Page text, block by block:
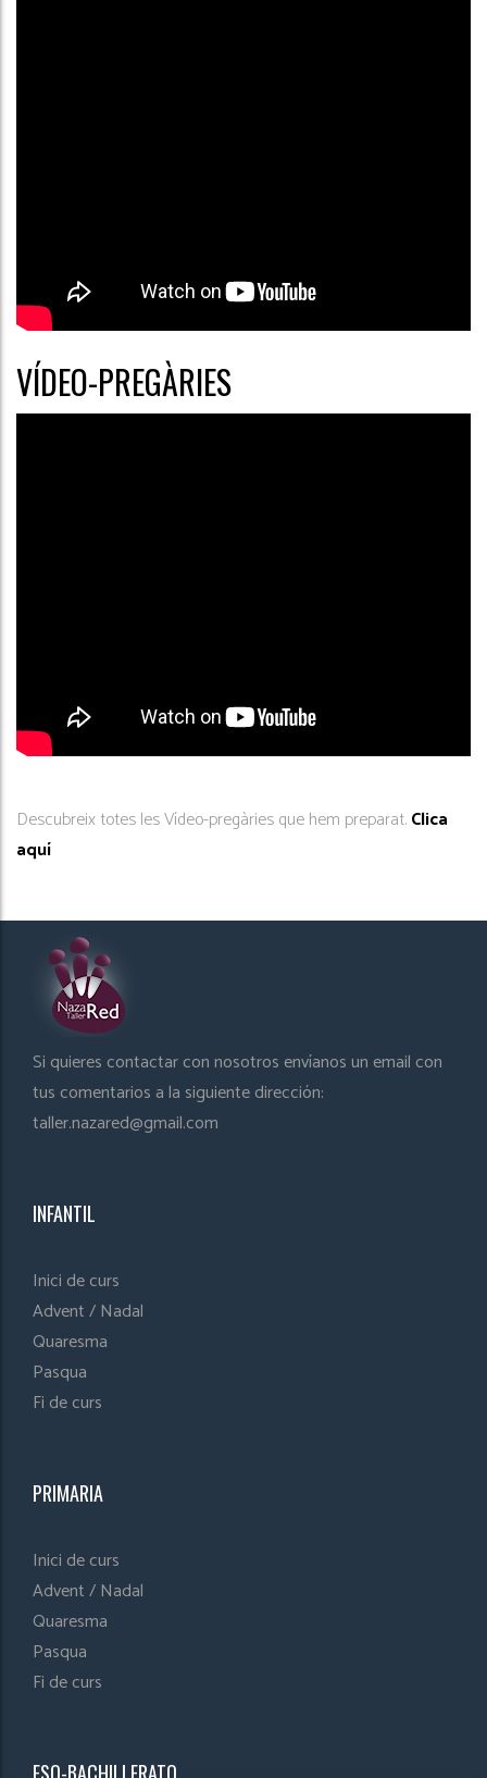
VÍDEO-PREGÀRIES
Descubreix totes les Vídeo-pregàries que hem preparat.Clica
aquí
Si quieres contactar con nosotros envíanos un email con
tus comentarios a la siguiente dirección:
taller.nazared@gmail.com
INFANTIL
Inici de curs
Advent / Nadal
Quaresma
Pasqua
Fi de curs
PRIMARIA
Inici de curs
Advent / Nadal
Quaresma
Pasqua
Fi de curs